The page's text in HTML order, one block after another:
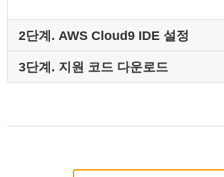
2단계. AWS Cloud9 IDE 설정
2단계. AWS Cloud9 IDE 설정
3단계. 지원 코드 다운로드
AWS Cloud9 터미널에서 다음 명령을 실행하여